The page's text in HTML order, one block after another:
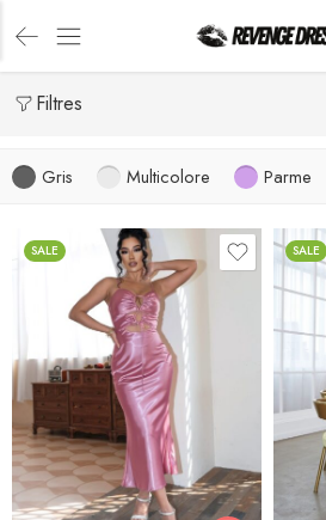
Filtres
Gris Multicolore Parme
SALE SALE